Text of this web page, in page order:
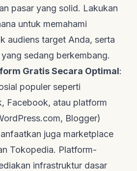
pasar yang solid. Lakukan
untuk memahami
audiens target Anda, serta
sedang berkembang.
Gratis Secara Optimal:
populer seperti
Facebook, atau platform
Blogger)
juga marketplace
Tokopedia. Platform-
infrastruktur dasar